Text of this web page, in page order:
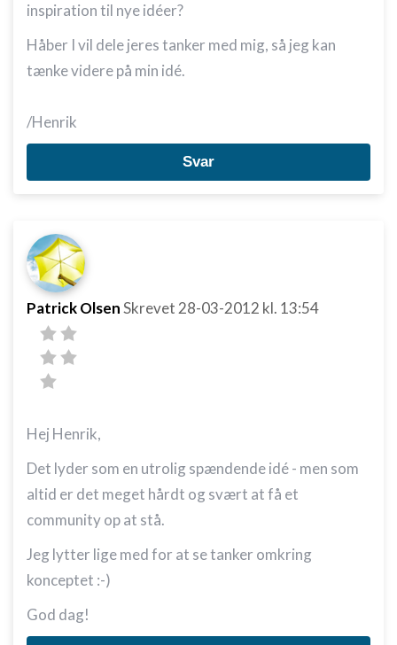
inspiration til nye idéer?
Håber I vil dele jeres tanker med mig, så jeg kan
tænke videre på min idé.
/Henrik
Svar
Patrick OlsenSkrevet 28-03-2012 kl. 13:54
Hej Henrik,
Det lyder som en utrolig spændende idé - men som
altid er det meget hårdt og svært at få et
community op at stå.
Jeg lytter lige med for at se tanker omkring
konceptet :-)
God dag!